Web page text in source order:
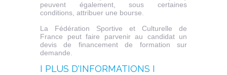
peuvent également, sous certaines
conditions, attribuer une bourse.
La Fédération Sportive et Culturelle de
France peut faire parvenir au candidat un
devis de financement de formation sur
demande.
I PLUS D'INFORMATIONS I